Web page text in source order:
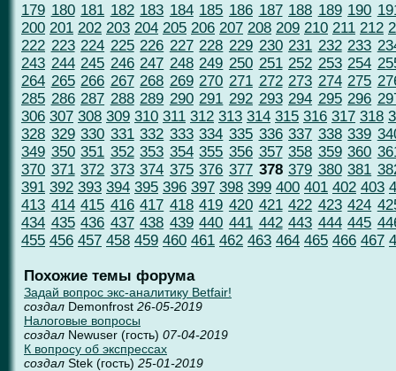
179 180 181 182 183 184 185 186 187 188 189 190
200 201 202 203 204 205 206 207 208 209 210 211 212
222 223 224 225 226 227 228 229 230 231 232 233
243 244 245 246 247 248 249 250 251 252 253 254
264 265 266 267 268 269 270 271 272 273 274 275
285 286 287 288 289 290 291 292 293 294 295 296
306 307 308 309 310 311 312 313 314 315 316 317 318
328 329 330 331 332 333 334 335 336 337 338 339
349 350 351 352 353 354 355 356 357 358 359 360
370 371 372 373 374 375 376 377 378 379 380 381
391 392 393 394 395 396 397 398 399 400 401 402 403
413 414 415 416 417 418 419 420 421 422 423 424
434 435 436 437 438 439 440 441 442 443 444 445
455 456 457 458 459 460 461 462 463 464 465 466 467
Похожие темы форума
Задай вопрос экс-аналитику Betfair!
создал Demonfrost 26-05-2019
Налоговые вопросы
создал Newuser (гость) 07-04-2019
К вопросу об экспрессах
создал Stek (гость) 25-01-2019